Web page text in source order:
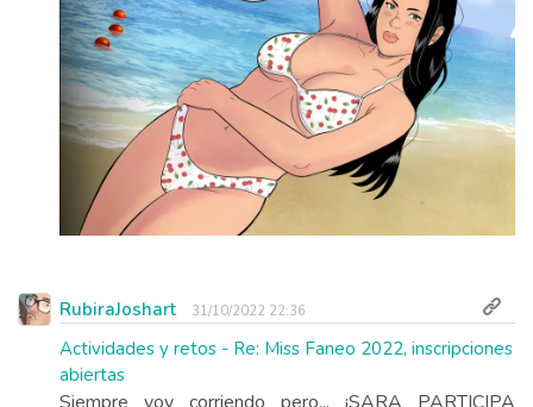
RubiraJoshart 31/10/2022 22:36
Actividades y retos - Re: Miss Faneo 2022, inscripciones
abiertas